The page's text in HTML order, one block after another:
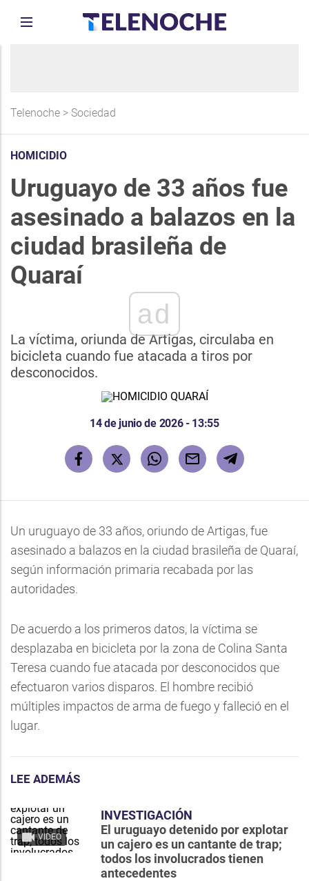
Telenoche > Sociedad
HOMICIDIO
Uruguayo de 33 años fue
asesinado a balazos en la
ciudad brasileña de
Quaraí
ad
La víctima, oriunda de Artigas, circulaba en
bicicleta cuando fue atacada a tiros por
desconocidos.
14 de junio de 2026 - 13:55
Un uruguayo de 33 años, oriundo de Artigas, fue
asesinado a balazos en la ciudad brasileña de Quaraí,
según información primaria recabada por las
autoridades.
De acuerdo a los primeros datos, la víctima se
desplazaba en bicicleta por la zona de Colina Santa
Teresa cuando fue atacada por desconocidos que
efectuaron varios disparos. El hombre recibió
múltiples impactos de arma de fuego y falleció en el
lugar.
LEE ADEMÁS
VIDEO
INVESTIGACIÓN
El uruguayo detenido por explotar
un cajero es un cantante de trap;
todos los involucrados tienen
antecedentes